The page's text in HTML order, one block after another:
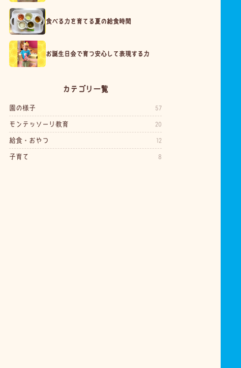
食べる力を育てる夏の給食時間
お誕生日会で育つ安心して表現する力
カテゴリ一覧
園の様子 57
モンテッソーリ教育 20
給食・おやつ 12
子育て 8